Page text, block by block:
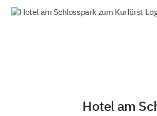
Hotel am